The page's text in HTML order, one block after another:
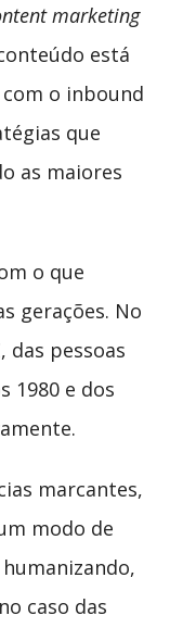
marketing
está
o inbound
que
as maiores
o que
gerações. No
das pessoas
1980 e dos
marcantes,
modo de
caso das